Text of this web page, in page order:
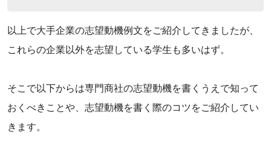
以上で大手企業の志望動機例文をご紹介してきましたが、
これらの企業以外を志望している学生も多いはず。
‌そこで以下からは専門商社の志望動機を書くうえで知って
おくべきことや、志望動機を書く際のコツをご紹介してい
きます。